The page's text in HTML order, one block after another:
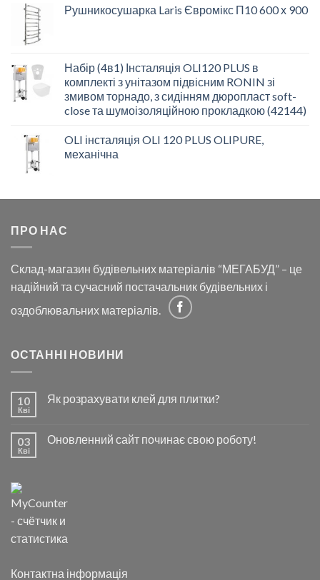
Рушникосушарка Laris Євромікс П10 600 х 900
Набір (4в1) Інсталяція OLI120 PLUS в
комплекті з унітазом підвісним RONIN зі
змивом торнадо, з сидінням дюропласт soft-
close та шумоізоляційною прокладкою (42144)
OLI інсталяція OLI 120 PLUS OLIPURE,
механічна
ПРО НАС
Склад-магазин будівельних матеріалів “МЕГАБУД” – це
надійний та сучасний постачальник будівельних і
оздоблювальних матеріалів.
ОСТАННІ НОВИНИ
10
Кві
Як розрахувати клей для плитки?
03
Кві
Оновленний сайт починає свою роботу!
Контактна інформація